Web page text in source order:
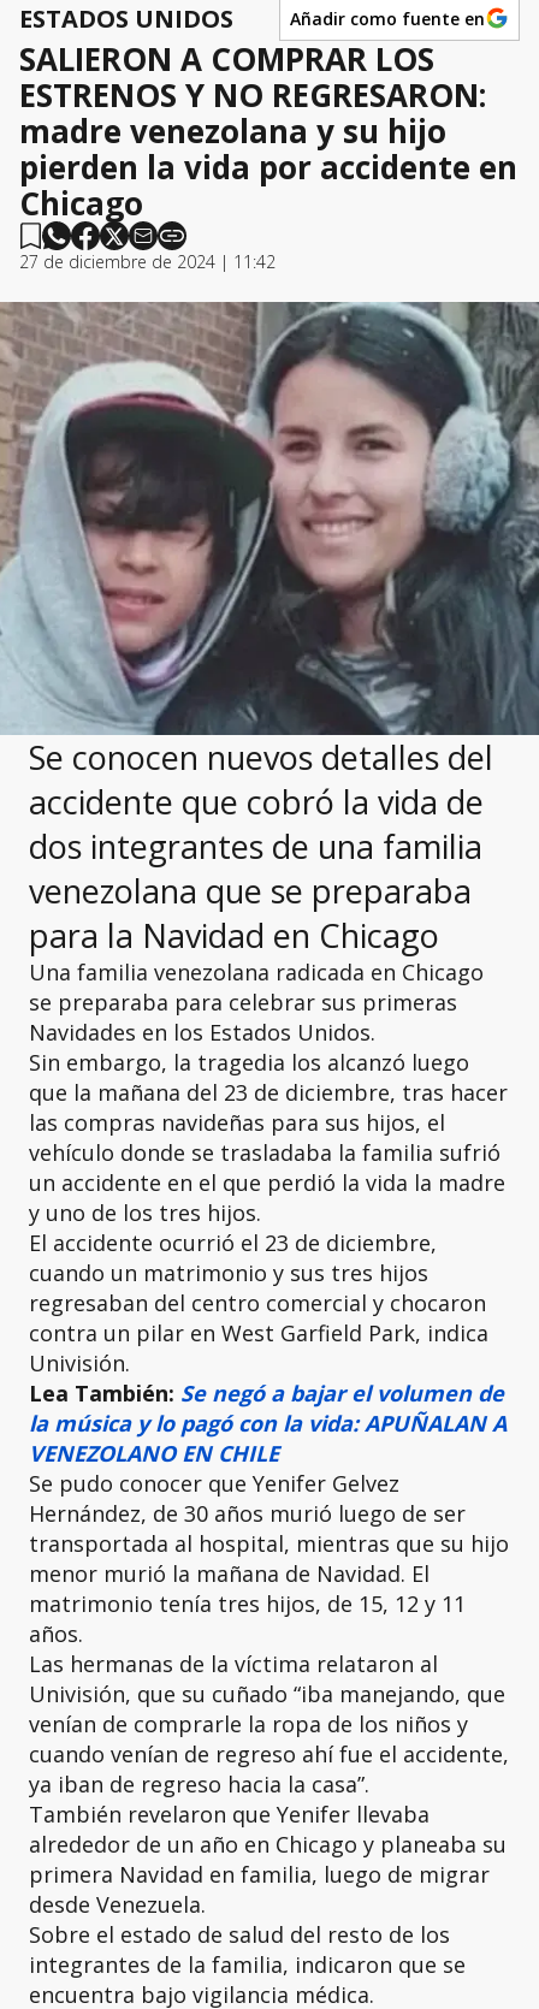
ESTADOS UNIDOS Añadir como fuente en
SALIERON A COMPRAR LOS
ESTRENOS Y NO REGRESARON:
madre venezolana y su hijo
pierden la vida por accidente en
Chicago
27 de diciembre de 2024 | 11:42
Se conocen nuevos detalles del
accidente que cobró la vida de
dos integrantes de una familia
venezolana que se preparaba
para la Navidad en Chicago
Una familia venezolana radicada en Chicago
se preparaba para celebrar sus primeras
Navidades en los Estados Unidos.
Sin embargo, la tragedia los alcanzó luego
que la mañana del 23 de diciembre, tras hacer
las compras navideñas para sus hijos, el
vehículo donde se trasladaba la familia sufrió
un accidente en el que perdió la vida la madre
y uno de los tres hijos.
El accidente ocurrió el 23 de diciembre,
cuando un matrimonio y sus tres hijos
regresaban del centro comercial y chocaron
contra un pilar en West Garfield Park, indica
Univisión.
Lea También: Se negó a bajar el volumen de
la música y lo pagó con la vida: APUÑALAN A
VENEZOLANO EN CHILE
Se pudo conocer que Yenifer Gelvez
Hernández, de 30 años murió luego de ser
transportada al hospital, mientras que su hijo
menor murió la mañana de Navidad. El
matrimonio tenía tres hijos, de 15, 12 y 11
años.
Las hermanas de la víctima relataron al
Univisión, que su cuñado “iba manejando, que
venían de comprarle la ropa de los niños y
cuando venían de regreso ahí fue el accidente,
ya iban de regreso hacia la casa”.
También revelaron que Yenifer llevaba
alrededor de un año en Chicago y planeaba su
primera Navidad en familia, luego de migrar
desde Venezuela.
Sobre el estado de salud del resto de los
integrantes de la familia, indicaron que se
encuentra bajo vigilancia médica.